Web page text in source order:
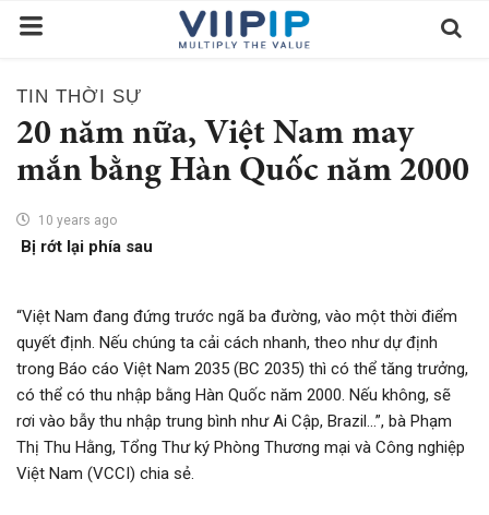
Trang chủ
Sàn Giao Dịch
Liên hệ
Tuyển dụng nhân sự
Quy Trình/Hướng Dẫn Đầu Tư
Tiêu Chuẩn Việt Nam
Thỏa Thuận Sử Dụng
TIN THỜI SỰ
20 năm nữa, Việt Nam may
mắn bằng Hàn Quốc năm 2000
10 years ago
Bị rớt lại phía sau
“Việt Nam đang đứng trước ngã ba đường, vào một thời điểm
quyết định. Nếu chúng ta cải cách nhanh, theo như dự định
trong Báo cáo Việt Nam 2035 (BC 2035) thì có thể tăng trưởng,
có thể có thu nhập bằng Hàn Quốc năm 2000. Nếu không, sẽ
rơi vào bẫy thu nhập trung bình như Ai Cập, Brazil…”, bà Phạm
Thị Thu Hằng, Tổng Thư ký Phòng Thương mại và Công nghiệp
Việt Nam (VCCI) chia sẻ.